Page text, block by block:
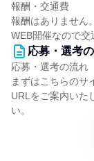
報酬・交通費
報酬はありません。
WEB開催なので交
応募・選考
応募・選考の流れ
まずはこちらのサ
URLをご案内いた
い。